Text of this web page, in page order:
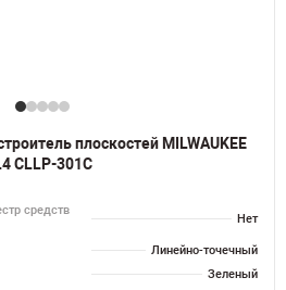
плоскостей MILWAUKEE
CLLP-301C
средств
Нет
Линейно-точечный
Зеленый